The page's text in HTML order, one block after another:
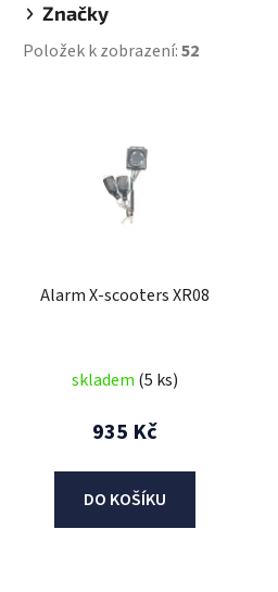
Značky
Položek k zobrazení:52
Alarm X-scooters XR08
skladem (5 ks)
935 Kč
DO KOŠÍKU